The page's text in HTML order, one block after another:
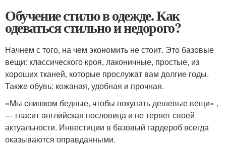
Обучение стилю в одежде. Как
одеваться стильно и недорого?
Начнем с того, на чем экономить не стоит. Это базовые
вещи: классического кроя, лаконичные, простые, из
хороших тканей, которые прослужат вам долгие годы.
Также обувь: кожаная, удобная и прочная.
«Мы слишком бедные, чтобы покупать дешевые вещи» ,
— гласит английская пословица и не теряет своей
актуальности. Инвестиции в базовый гардероб всегда
оказываются оправданными.